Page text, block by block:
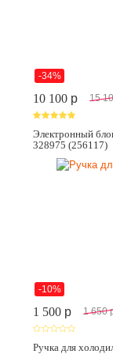
-34%
10 100 p 15
Электронный
328975 (256117)
-10%
1 500 p 1 650
Ручка для